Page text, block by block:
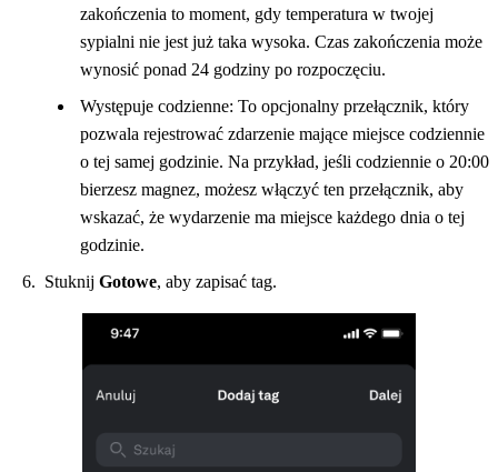
zakończenia to moment, gdy temperatura w twojej
sypialni nie jest już taka wysoka. Czas zakończenia może
wynosić ponad 24 godziny po rozpoczęciu.
Występuje codzienne: To opcjonalny przełącznik, który
pozwala rejestrować zdarzenie mające miejsce codziennie
o tej samej godzinie. Na przykład, jeśli codziennie o 20:00
bierzesz magnez, możesz włączyć ten przełącznik, aby
wskazać, że wydarzenie ma miejsce każdego dnia o tej
godzinie.
Stuknij Gotowe, aby zapisać tag.